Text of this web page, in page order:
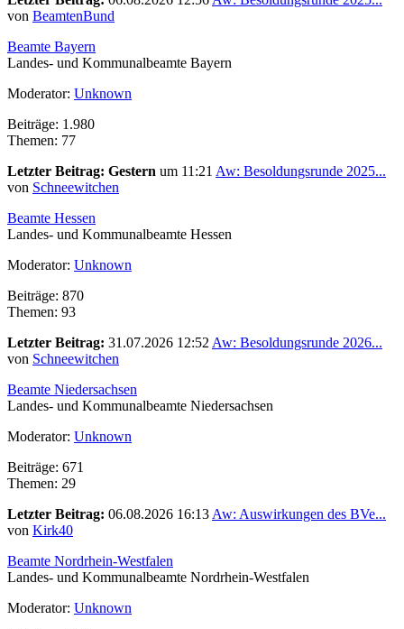
von BeamtenBund
Beamte Bayern
Landes- und Kommunalbeamte Bayern
Moderator: Unknown
Beiträge: 1.980
Themen: 77
Letzter Beitrag: Gestern um 11:21 Aw: Besoldungsrunde 2025...
von Schneewitchen
Beamte Hessen
Landes- und Kommunalbeamte Hessen
Moderator: Unknown
Beiträge: 870
Themen: 93
Letzter Beitrag: 31.07.2026 12:52 Aw: Besoldungsrunde 2026...
von Schneewitchen
Beamte Niedersachsen
Landes- und Kommunalbeamte Niedersachsen
Moderator: Unknown
Beiträge: 671
Themen: 29
Letzter Beitrag: 06.08.2026 16:13 Aw: Auswirkungen des BVe...
von Kirk40
Beamte Nordrhein-Westfalen
Landes- und Kommunalbeamte Nordrhein-Westfalen
Moderator: Unknown